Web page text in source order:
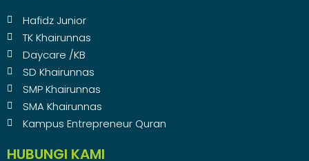
Hafidz Junior
TK Khairunnas
Daycare /KB
SD Khairunnas
SMP Khairunnas
SMA Khairunnas
Kampus Entrepreneur Quran
HUBUNGI KAMI